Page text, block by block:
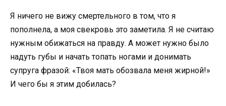
Я ничего не вижу смертельного в том, что я
пополнела, а моя свекровь это заметила. Я не считаю
нужным обижаться на правду. А может нужно было
надуть губы и начать топать ногами и донимать
супруга фразой: «Твоя мать обозвала меня жирной!»
И чего бы я этим добилась?